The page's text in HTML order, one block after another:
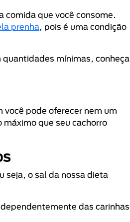
comida que você consome.
prenha, pois é uma condição
mínimas, conheça
você pode oferecer nem um
que seu cachorro
seja, o sal da nossa dieta
das carinhas